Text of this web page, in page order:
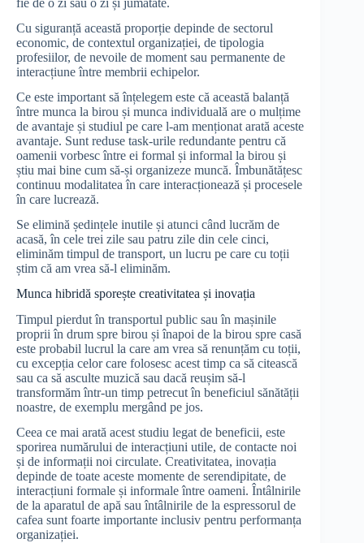
fie de o zi sau o zi și jumătate.
Cu siguranță această proporție depinde de sectorul
economic, de contextul organizației, de tipologia
profesiilor, de nevoile de moment sau permanente de
interacțiune între membrii echipelor.
Ce este important să înțelegem este că această balanță
între munca la birou și munca individuală are o mulțime
de avantaje și studiul pe care l-am menționat arată aceste
avantaje. Sunt reduse task-urile redundante pentru că
oamenii vorbesc între ei formal și informal la birou și
știu mai bine cum să-și organizeze muncă. Îmbunătățesc
continuu modalitatea în care interacționează și procesele
în care lucrează.
Se elimină ședințele inutile și atunci când lucrăm de
acasă, în cele trei zile sau patru zile din cele cinci,
eliminăm timpul de transport, un lucru pe care cu toții
știm că am vrea să-l eliminăm.
Munca hibridă sporește creativitatea și inovația
Timpul pierdut în transportul public sau în mașinile
proprii în drum spre birou și înapoi de la birou spre casă
este probabil lucrul la care am vrea să renunțăm cu toții,
cu excepția celor care folosesc acest timp ca să citească
sau ca să asculte muzică sau dacă reușim să-l
transformăm într-un timp petrecut în beneficiul sănătății
noastre, de exemplu mergând pe jos.
Ceea ce mai arată acest studiu legat de beneficii, este
sporirea numărului de interacțiuni utile, de contacte noi
și de informații noi circulate. Creativitatea, inovația
depinde de toate aceste momente de serendipitate, de
interacțiuni formale și informale între oameni. Întâlnirile
de la aparatul de apă sau întâlnirile de la espressorul de
cafea sunt foarte importante inclusiv pentru performanța
organizației.